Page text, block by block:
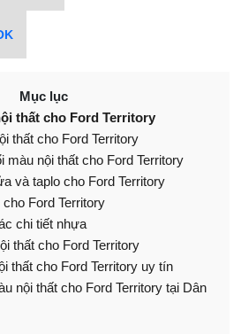
Mục lục
thất cho Ford Territory
thất cho Ford Territory
màu nội thất cho Ford Territory
và taplo cho Ford Territory
Ford Territory
chi tiết nhựa
thất cho Ford Territory
thất cho Ford Territory uy tín
nội thất cho Ford Territory tại Dân